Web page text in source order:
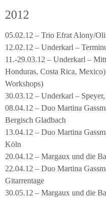
2012
05.02.12 – Trio Efrat Alony/
12.02.12 – Underkarl –
11.-29.03.12 – Underkarl –
Honduras, Costa Rica,
Workshops)
30.03.12 – Underkarl –
08.04.12 – Duo Martina
Bergisch Gladbach
13.04.12 – Duo Martina
Köln
20.04.12 – Margaux und die
22.04.12 – Duo Martina
Gitarrentage
30.05.12 – Margaux und die